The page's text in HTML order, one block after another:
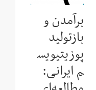
برآمدن و
بازتولید
پوزیتیویس
م ایرانی: